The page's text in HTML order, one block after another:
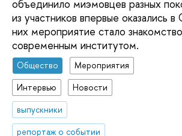
объединило миэмовцев разных
из участников впервые оказались
них мероприятие стало
современным институтом.
Общество
Мероприятия
Интервью
Новости
выпускники
репортаж о событии